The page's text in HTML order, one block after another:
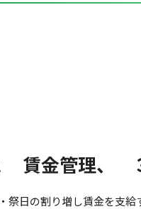
金管理、
日の割り増し賃金を支給